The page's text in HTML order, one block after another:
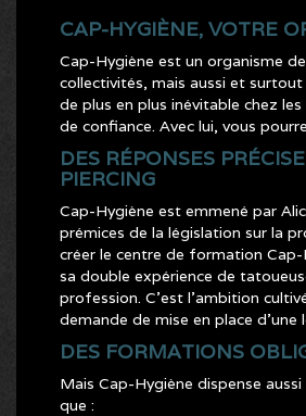
CAP-HYGIÈNE, VOTRE
Cap-Hygiène est un organisme
collectivités, mais aussi et
de plus en plus inévitable chez
de confiance. Avec lui, vous
DES RÉPONSES
PIERCING
Cap-Hygiène est emmené par
prémices de la législation sur la
créer le centre de formation
sa double expérience de
profession. C’est l’ambition
demande de mise en place
DES FORMATIONS
Mais Cap-Hygiène dispense
que :